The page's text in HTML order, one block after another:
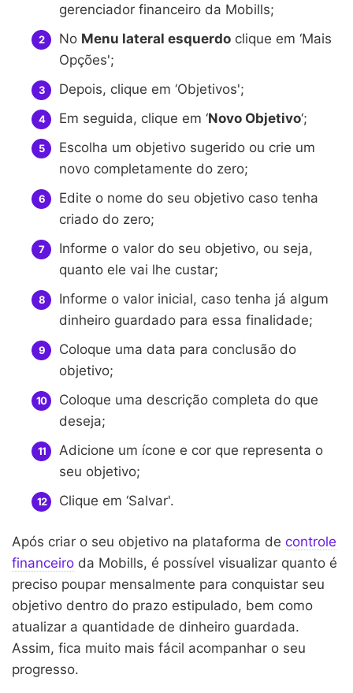
gerenciador financeiro da Mobills;
No Menu lateral esquerdo clique em ‘Mais
Opções';
Depois, clique em ‘Objetivos';
Em seguida, clique em ‘Novo Objetivo‘;
Escolha um objetivo sugerido ou crie um
novo completamente do zero;
Edite o nome do seu objetivo caso tenha
criado do zero;
Informe o valor do seu objetivo, ou seja,
quanto ele vai lhe custar;
Informe o valor inicial, caso tenha já algum
dinheiro guardado para essa finalidade;
Coloque uma data para conclusão do
objetivo;
Coloque uma descrição completa do que
deseja;
Adicione um ícone e cor que representa o
seu objetivo;
Clique em ‘Salvar'.
Após criar o seu objetivo na plataforma de controle
financeiro da Mobills, é possível visualizar quanto é
preciso poupar mensalmente para conquistar seu
objetivo dentro do prazo estipulado, bem como
atualizar a quantidade de dinheiro guardada.
Assim, fica muito mais fácil acompanhar o seu
progresso.